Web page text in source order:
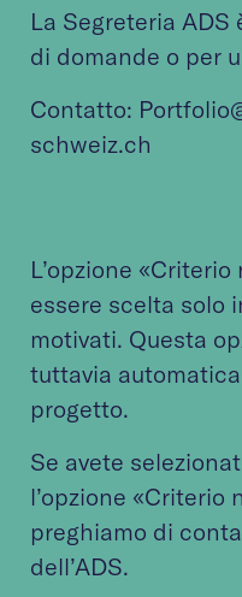
La Segreteria
di domande o per
Contatto:
schweiz.ch
L’opzione
essere scelta solo
motivati. Questa
tuttavia
progetto.
Se avete
l’opzione «Criterio
preghiamo di
dell’ADS.